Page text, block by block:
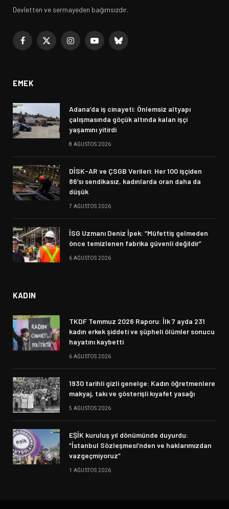
Devletten ve sermayeden bağımsızdır.
Facebook
X
InstagramYouTubeBluesky
EMEK
Adana’da iş cinayeti: Önlemsiz altyapı
çalışmasında göçük altında kalan işçi
yaşamını yitirdi
8 AĞUSTOS 2026
DİSK-AR ve ÇSGB Verileri: Her 100 işçiden
86’sı sendikasız, kadınlarda oran daha da
düşük
7 AĞUSTOS 2026
İSG Uzmanı Deniz İpek: “Müfettiş gelmeden
önce temizlenen fabrika güvenli değildir”
6 AĞUSTOS 2026
KADIN
TKDF Temmuz 2026 Raporu: İlk 7 ayda 231
kadın erkek şiddeti ve şüpheli ölümler sonucu
hayatını kaybetti
6 AĞUSTOS 2026
1930 tarihli gizli genelge: Kadın öğretmenlere
makyaj, takı ve gösterişli kıyafet yasağı
5 AĞUSTOS 2026
EŞİK kuruluş yıl dönümünde duyurdu:
“İstanbul Sözleşmesi’nden ve haklarımızdan
vazgeçmiyoruz”
1 AĞUSTOS 2026